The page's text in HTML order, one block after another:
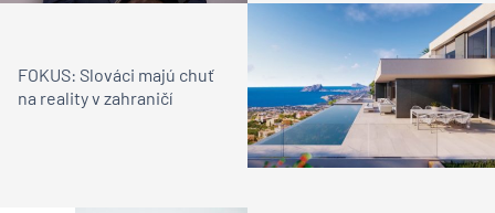
FOKUS: Slováci majú chuť
na reality v zahraničí